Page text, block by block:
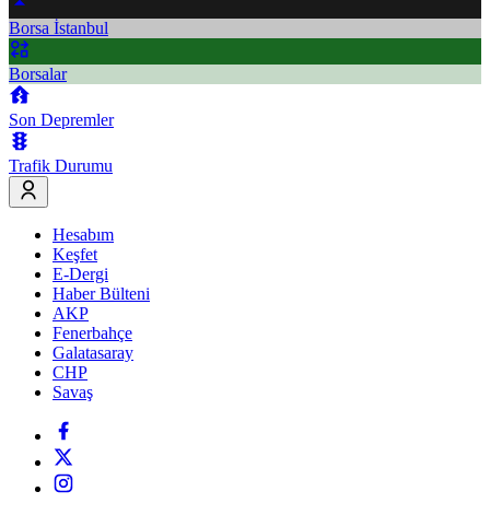
Borsa İstanbul
Borsalar
Son Depremler
Trafik Durumu
Hesabım
Keşfet
E-Dergi
Haber Bülteni
AKP
Fenerbahçe
Galatasaray
CHP
Savaş